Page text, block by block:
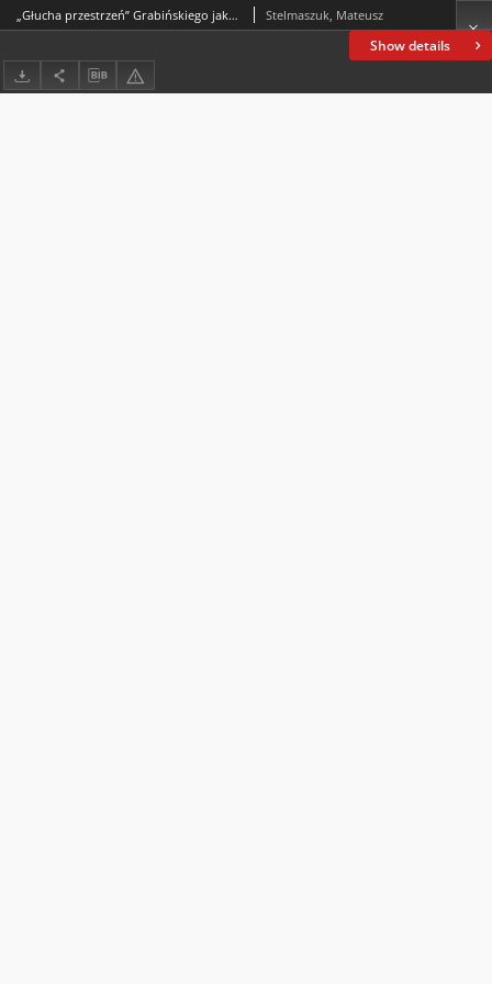
Show details
„Głucha przestrzeń” Grabińskiego jako ilustracja światopoglądu modernistycznego Stelmaszuk, Mateusz